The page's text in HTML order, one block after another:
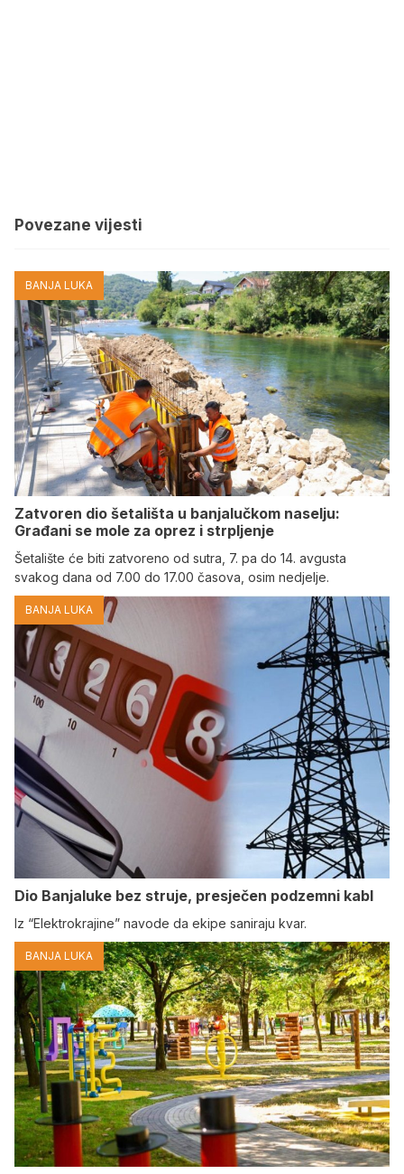
Povezane vijesti
BANJA LUKA
Zatvoren dio šetališta u banjalučkom naselju:
Građani se mole za oprez i strpljenje
Šetalište će biti zatvoreno od sutra, 7. pa do 14. avgusta
svakog dana od 7.00 do 17.00 časova, osim nedjelje.
BANJA LUKA
Dio Banjaluke bez struje, presječen podzemni kabl
Iz “Elektrokrajine” navode da ekipe saniraju kvar.
BANJA LUKA